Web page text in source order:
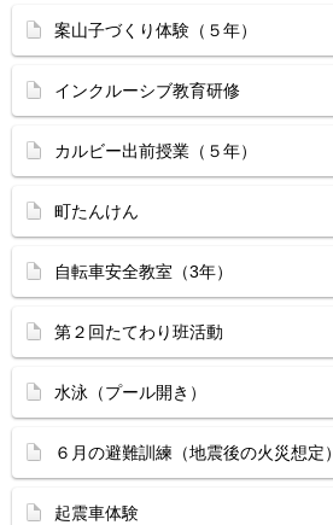
案山子づくり体験（５年）
インクルーシブ教育研修
カルビー出前授業（５年）
町たんけん
自転車安全教室（3年）
第２回たてわり班活動
水泳（プール開き）
６月の避難訓練（地震後の火災想定）
起震車体験